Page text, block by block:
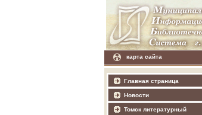
карта сайта
Главная страница
Новости
Томск литературный